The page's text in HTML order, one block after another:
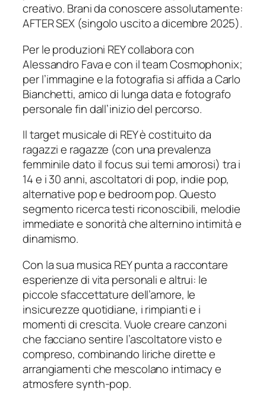
creativo. Brani da conoscere assolutamente:
AFTER SEX (singolo uscito a dicembre 2025).
Per le produzioni REY collabora con
Alessandro Fava e con il team Cosmophonix;
per l’immagine e la fotografia si affida a Carlo
Bianchetti, amico di lunga data e fotografo
personale fin dall’inizio del percorso.
Il target musicale di REY è costituito da
ragazzi e ragazze (con una prevalenza
femminile dato il focus sui temi amorosi) tra i
14 e i 30 anni, ascoltatori di pop, indie pop,
alternative pop e bedroom pop. Questo
segmento ricerca testi riconoscibili, melodie
immediate e sonorità che alternino intimità e
dinamismo.
Con la sua musica REY punta a raccontare
esperienze di vita personali e altrui: le
piccole sfaccettature dell’amore, le
insicurezze quotidiane, i rimpianti e i
momenti di crescita. Vuole creare canzoni
che facciano sentire l’ascoltatore visto e
compreso, combinando liriche dirette e
arrangiamenti che mescolano intimacy e
atmosfere synth-pop.